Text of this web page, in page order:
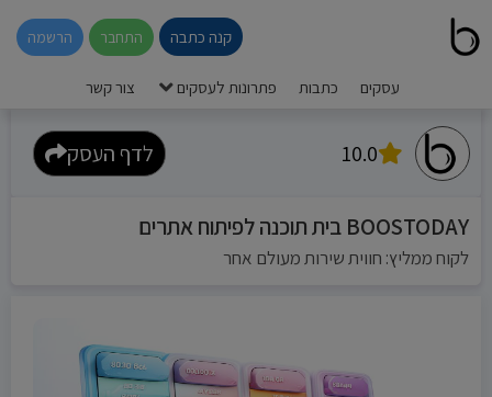
קנה כתבה התחבר הרשמה
עסקים כתבות פתרונות לעסקים צור קשר
10.0 לדף העסק
BOOSTODAY בית תוכנה לפיתוח אתרים
לקוח ממליץ: חווית שירות מעולם אחר